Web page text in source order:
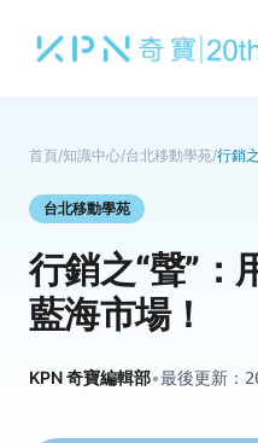
首頁/知識中心/台北移動學苑/行銷
台北移動學苑
行銷之“聲”：
藍海市場！
KPN 奇寶編輯部•最後更新：